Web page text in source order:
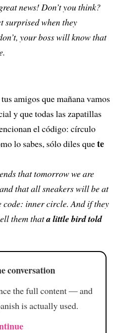
news! Don’t you think?
surprised when they
your boss will know that
amigos que mañana vamos
y que todas las zapatillas
el código: círculo
lo sabes, sólo diles quete
that tomorrow we are
that all sneakers will be at
inner circle. And if they
them thata little bird told
conversation
the full content — and
is actually used.